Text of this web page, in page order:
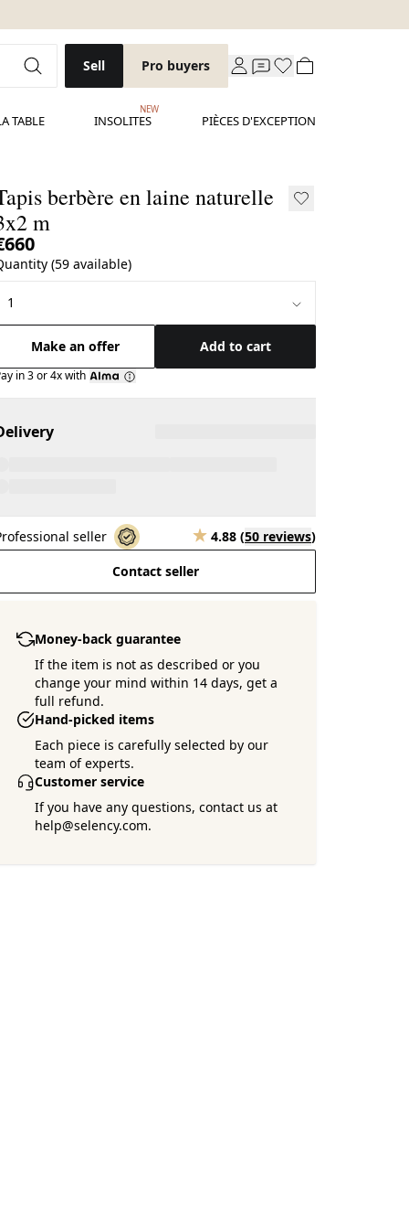
Sell Pro buyers
TABLE INSOLITES
NEW
PIÈCES D'EXCEPTION
berbère en laine naturelle
m
(59 available)
Make an offer Add to cart
in 3 or 4x with
seller 4.88 (50 reviews)
Contact seller
Money-back guarantee
If the item is not as described or you
change your mind within 14 days, get a
full refund.
Hand-picked items
Each piece is carefully selected by our
team of experts.
Customer service
If you have any questions, contact us at
help@selency.com.